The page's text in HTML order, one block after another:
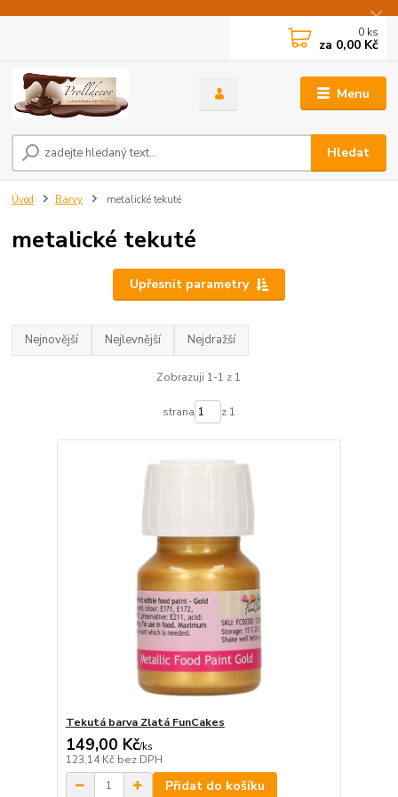
Menu
Hledat
0 ks
za 0,00 Kč
Úvod Barvy metalické tekuté
metalické tekuté
Upřesnit parametry
Nejnovější Nejlevnější Nejdražší
Zobrazuji 1-1 z 1
strana z 1
Tekutá barva Zlatá FunCakes
149,00 Kč/ks
123,14 Kč bez DPH
Přidat do košíku